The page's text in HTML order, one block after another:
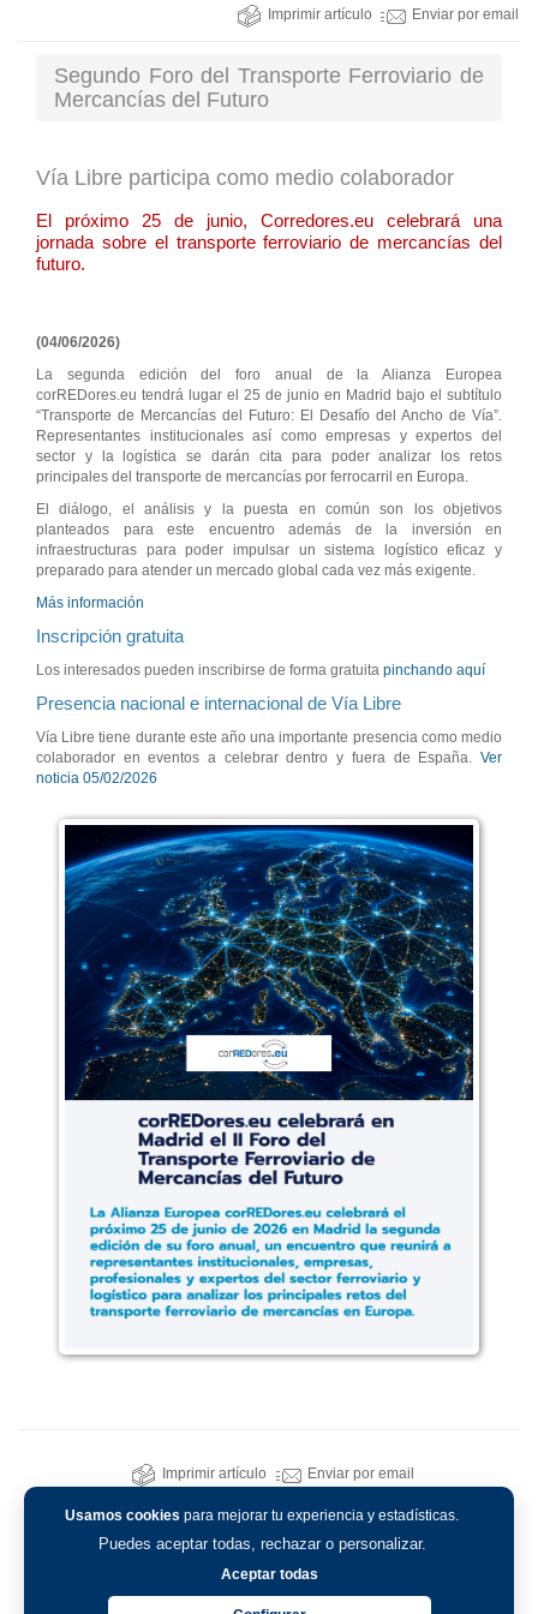
Usamos cookies para mejorar tu experiencia y estadísticas.
Puedes aceptar todas, rechazar o personalizar.
Aceptar todas
Imprimir artículo Enviar por email
Segundo Foro del Transporte Ferroviario de
Mercancías del Futuro
Vía Libre participa como medio colaborador
El próximo 25 de junio, Corredores.eu celebrará una
jornada sobre el transporte ferroviario de mercancías del
futuro.
(04/06/2026)
La segunda edición del foro anual de la Alianza Europea
corREDores.eu tendrá lugar el 25 de junio en Madrid bajo el subtítulo
“Transporte de Mercancías del Futuro: El Desafío del Ancho de Vía”.
Representantes institucionales así como empresas y expertos del
sector y la logística se darán cita para poder analizar los retos
principales del transporte de mercancías por ferrocarril en Europa.
El diálogo, el análisis y la puesta en común son los objetivos
planteados para este encuentro además de la inversión en
infraestructuras para poder impulsar un sistema logístico eficaz y
preparado para atender un mercado global cada vez más exigente.
Más información
Inscripción gratuita
Los interesados pueden inscribirse de forma gratuita pinchando aquí
Presencia nacional e internacional de Vía Libre
Vía Libre tiene durante este año una importante presencia como medio
colaborador en eventos a celebrar dentro y fuera de España. Ver
noticia 05/02/2026
Imprimir artículo Enviar por email